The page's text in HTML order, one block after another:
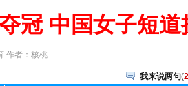
冠 中国女子短
作者：核桃
我来说两句(